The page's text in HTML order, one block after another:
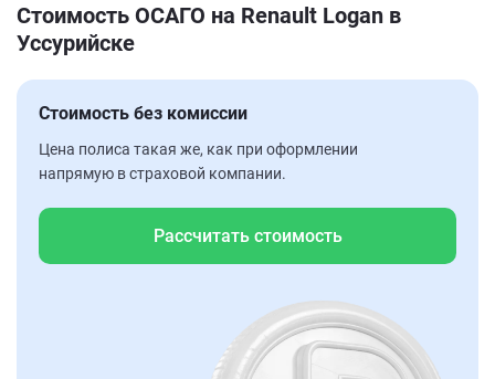
Стоимость ОСАГО на Renault Logan в
Уссурийске
Стоимость без комиссии
Цена полиса такая же, как при оформлении
напрямую в страховой компании.
Рассчитать стоимость